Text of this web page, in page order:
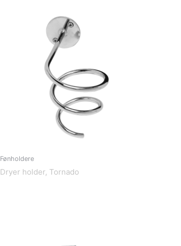
Fønholdere
Dryer holder, Tornado